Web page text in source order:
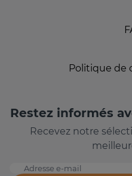
Politique de
Restez informés
Recevez notre
Adresse e-mail